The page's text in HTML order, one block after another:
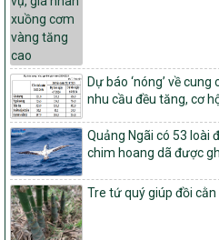
vụ xây dựng nông thôn mới giai
Quyết định số 16/2026/QĐ-TTg
Quy định nguyên tắc, tiêu chí, định
ương và tỉ lệ vốn đối ứng ngân
Chương trình mục tiêu quốc gia
nghèo bền vững và phát triển kinh
tộc thiểu số và miền núi giai đoạn
1451/QĐ-UBND
Phê duyệt danh sách các xã
trong xây dựng nông thôn mới giai
tỉnh Nghệ An
103/PTNT-NTM
Dự báo ‘nóng’ về
nhu cầu đều tăng, cơ
Quảng Ngãi có 53 loài
chim hoang dã được
Tre tứ quý giúp đồi cằn